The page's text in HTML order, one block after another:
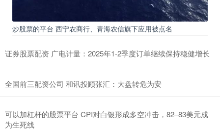
炒股票的平台 西宁农商行、青海农信旗下应用被点名
证券股票配资 广电计量：2025年1-2季度订单继续保持稳健增长
全国前三配资公司 和讯投顾张汇：大盘转危为安
可以加杠杆的股票平台 CPI对白银形成多空冲击，82–83美元成
为生死线